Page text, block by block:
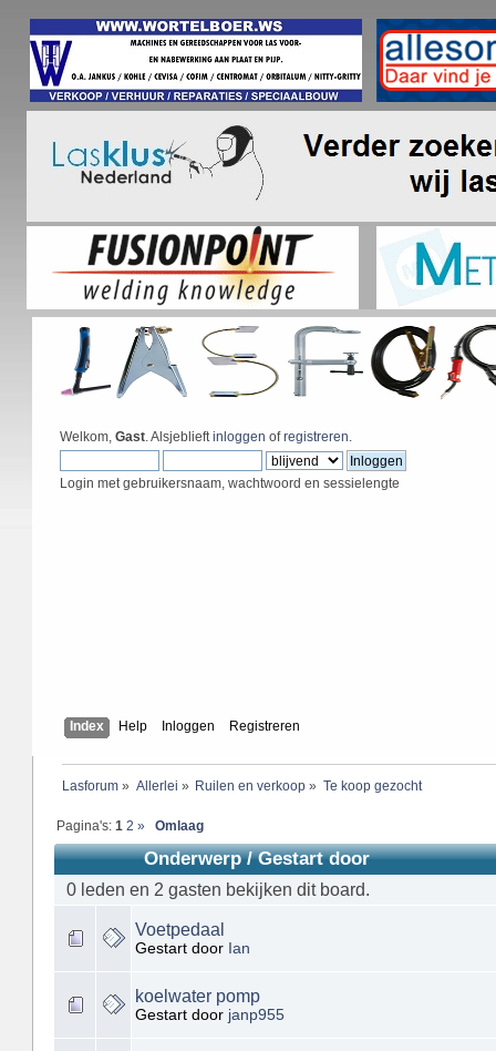
Welkom, Gast. Alsjeblieftinloggen ofregistreren.
Login met gebruikersnaam, wachtwoord en sessielengte
Index Help Inloggen Registreren
Lasforum» Allerlei » Ruilen en verkoop » Te koop gezocht
Pagina's:1 2 » Omlaag
Onderwerp/Gestart door
0 leden en 2 gasten bekijken dit board.
Voetpedaal
Gestart door Ian
koelwater pomp
Gestart door janp955